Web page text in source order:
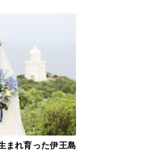
まれ育った伊王島